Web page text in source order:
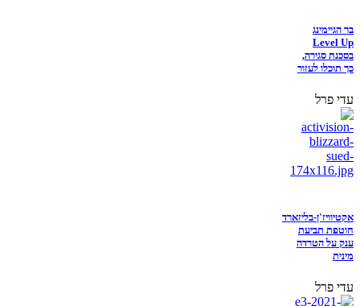
בר הגיימינג
Level Up
בסכנת סגירה,
כך תוכלו לעזור
עדי פרל
אקטיוויז'ן-בליזארד
חוטפת תביעת
ענק על הטרדה
מינית
עדי פרל